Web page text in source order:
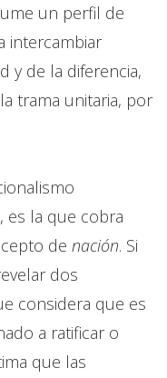
un perfil de
intercambiar
y de la diferencia,
trama unitaria, por
es la que cobra
de nación. Si
dos
considera que es
a ratificar o
que las